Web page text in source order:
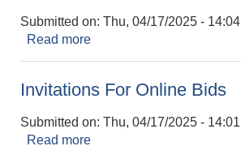
Submitted on: Thu, 04/17/2025 - 14:04
Read more
Invitations For Online Bids
Submitted on: Thu, 04/17/2025 - 14:01
Read more